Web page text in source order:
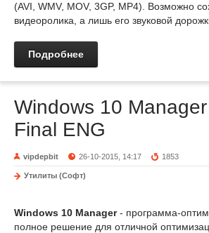
(AVI, WMV, MOV, 3GP, MP4). Возможно
видеоролика, а лишь его звуковой
Подробнее
Windows 10
Final ENG
vipdepbit 26-10-2015, 14:17 1853
Утилиты (Софт)
Windows 10 Manager- программа-
полное решение для отличной